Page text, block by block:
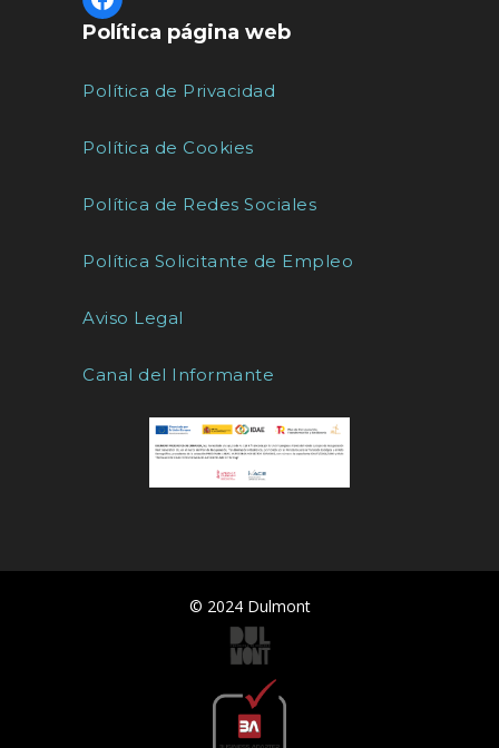
Política página web
Política de Privacidad
Política de Cookies
Política de Redes Sociales
Política Solicitante de Empleo
Aviso Legal
Canal del Informante
© 2024 Dulmont